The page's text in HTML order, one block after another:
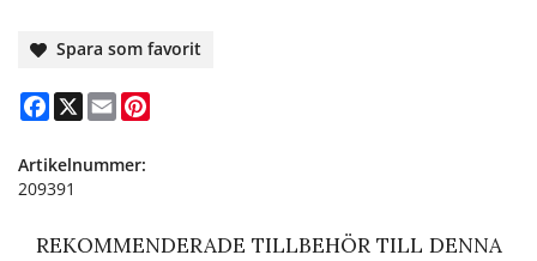
Spara som favorit
Facebook
X Email
Artikelnummer:
209391
REKOMMENDERADE TILLBEHÖR TILL DENNA